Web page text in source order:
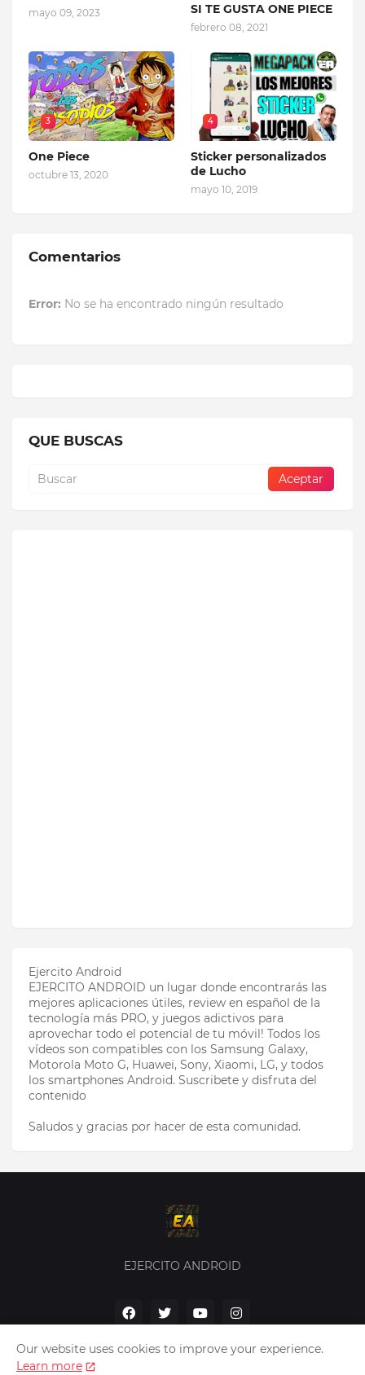
mayo 09, 2023
SI TE GUSTA ONE PIECE
febrero 08, 2021
3
One Piece
octubre 13, 2020
4
Sticker personalizados
de Lucho
mayo 10, 2019
Comentarios
Error: No se ha encontrado ningún resultado
QUE BUSCAS
Ejercito Android
EJERCITO ANDROID un lugar donde encontrarás las
mejores aplicaciones útiles, review en español de la
tecnología más PRO, y juegos adictivos para
aprovechar todo el potencial de tu móvil! Todos los
vídeos son compatibles con los Samsung Galaxy,
Motorola Moto G, Huawei, Sony, Xiaomi, LG, y todos
los smartphones Android. Suscribete y disfruta del
contenido
Saludos y gracias por hacer de esta comunidad.
EJERCITO ANDROID
Our website uses cookies to improve your experience.
Learn more